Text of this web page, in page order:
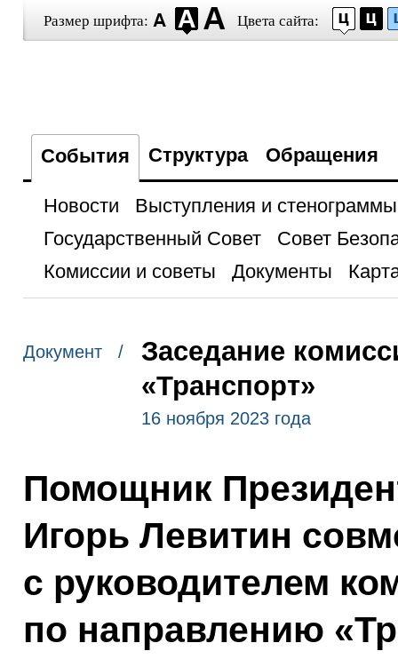
Размер шрифта: Цвета сайта:
События Структура Обращения
Новости
Выступления и стенограммы
Государственный Совет
Совет
Комиссии и советы
Документы
Документ /
Заседание
«Транспорт»
16 ноября 2023 года
Помощник
Игорь Левитин
с руководителем
по направлению